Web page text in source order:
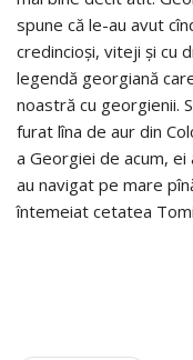
spune că le-au avut
credincioşi, viteji şi cu
legendă georgiană
noastră cu georgienii.
furat lîna de aur din
a Georgiei de acum,
au navigat pe mare
întemeiat cetatea